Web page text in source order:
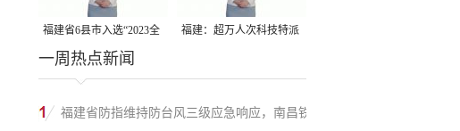
福建省6县市入选“2023全
国县域发展潜力百强县”
福建：超万人次科技特派
一周热点新闻
福建省防指维持防台风三级应急响应，南昌铁